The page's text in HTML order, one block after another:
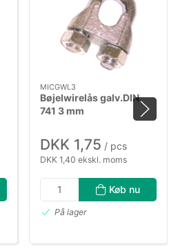
MICGWL3
Bøjelwirelås galv.DIN
741 3 mm
DKK 1,75 / pcs
DKK 1,40 ekskl. moms
Køb nu
På lager